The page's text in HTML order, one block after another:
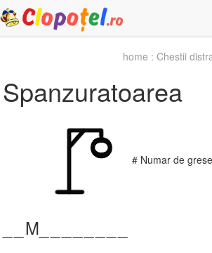
home : Chestii
Spanzuratoarea
# Numar de
M_